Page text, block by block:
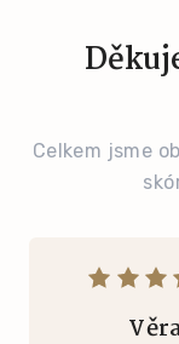
Celkem jsme